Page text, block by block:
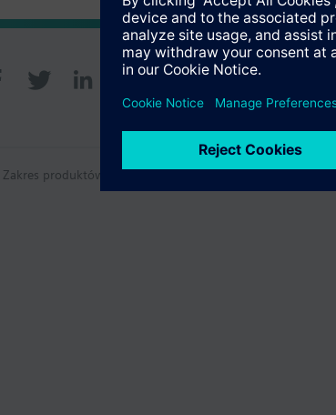
Zakres produktów i ceny mogą się różnić w innych krajach.